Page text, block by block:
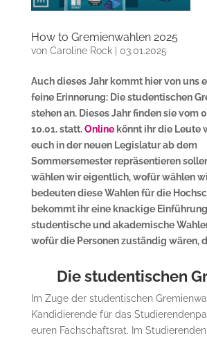
How to Gremienwahlen 2025
von Caroline Rock| 03.01.2025
Auch dieses Jahr kommt hier von uns
feine Erinnerung: Die studentischen
stehen an. Dieses Jahr finden sie vom
10.01. statt.Onlinekönnt ihr die Leute
euch in der neuen Legislatur ab dem
Sommersemester repräsentieren
wählen wir eigentlich, wofür wählen
bedeuten diese Wahlen für die
bekommt ihr eine knackige
studentische und akademische
wofür die Personen zuständig wären,
Die studentischen
Im Zuge der studentischen
Kandidierende für das
euren Fachschaftsrat. Im